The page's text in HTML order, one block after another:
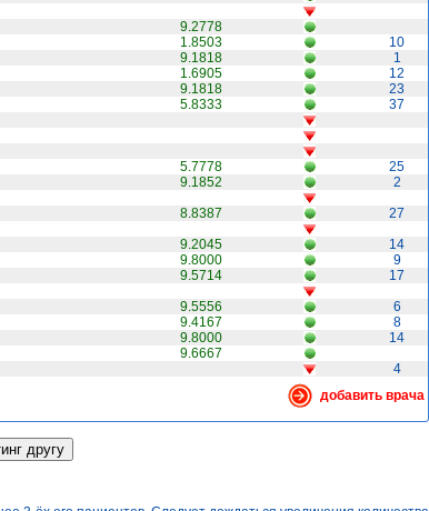
9.2778
1.8503
10
9.1818
1
1.6905
12
9.1818
23
5.8333
37
5.7778
25
9.1852
2
8.8387
27
9.2045
14
9.8000
9
9.5714
17
9.5556
6
9.4167
8
9.8000
14
9.6667
4
добавить врача